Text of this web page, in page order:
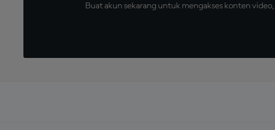
Buat akun sekarang untuk mengakses konten